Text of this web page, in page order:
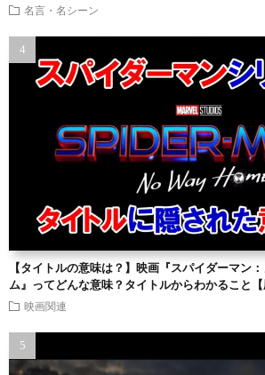
名言・名シーン
【タイトルの意味は？】映画『スパイダーマン
ム』ってどんな意味？タイトルからわかること【
映画関連